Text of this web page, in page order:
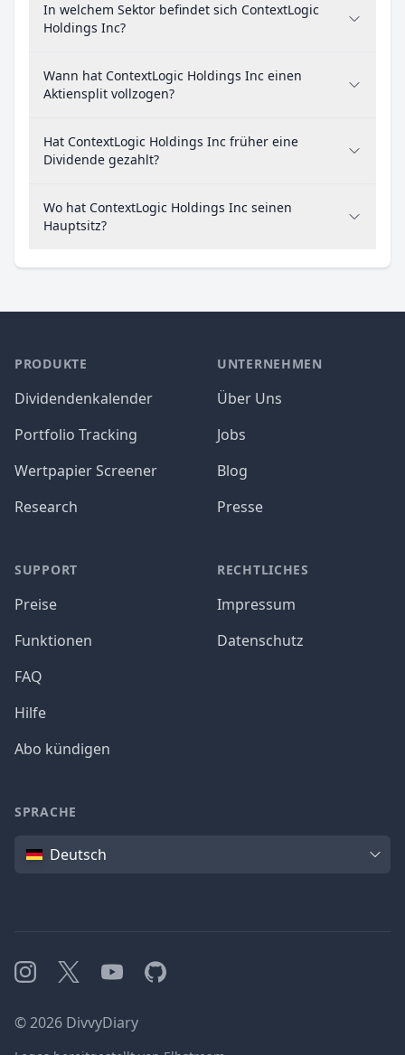
In welchem Sektor befindet sich ContextLogic
Holdings Inc?
Wann hat ContextLogic Holdings Inc einen
Aktiensplit vollzogen?
Hat ContextLogic Holdings Inc früher eine
Dividende gezahlt?
Wo hat ContextLogic Holdings Inc seinen
Hauptsitz?
PRODUKTE
Dividendenkalender
Portfolio Tracking
Wertpapier Screener
Research
SUPPORT
Preise
Funktionen
FAQ
Hilfe
Abo kündigen
UNTERNEHMEN
Über Uns
Jobs
Blog
Presse
RECHTLICHES
Impressum
Datenschutz
SPRACHE
SpracheDeutsch
Instagram
X YouTubeGitHub
©2026 DivvyDiary